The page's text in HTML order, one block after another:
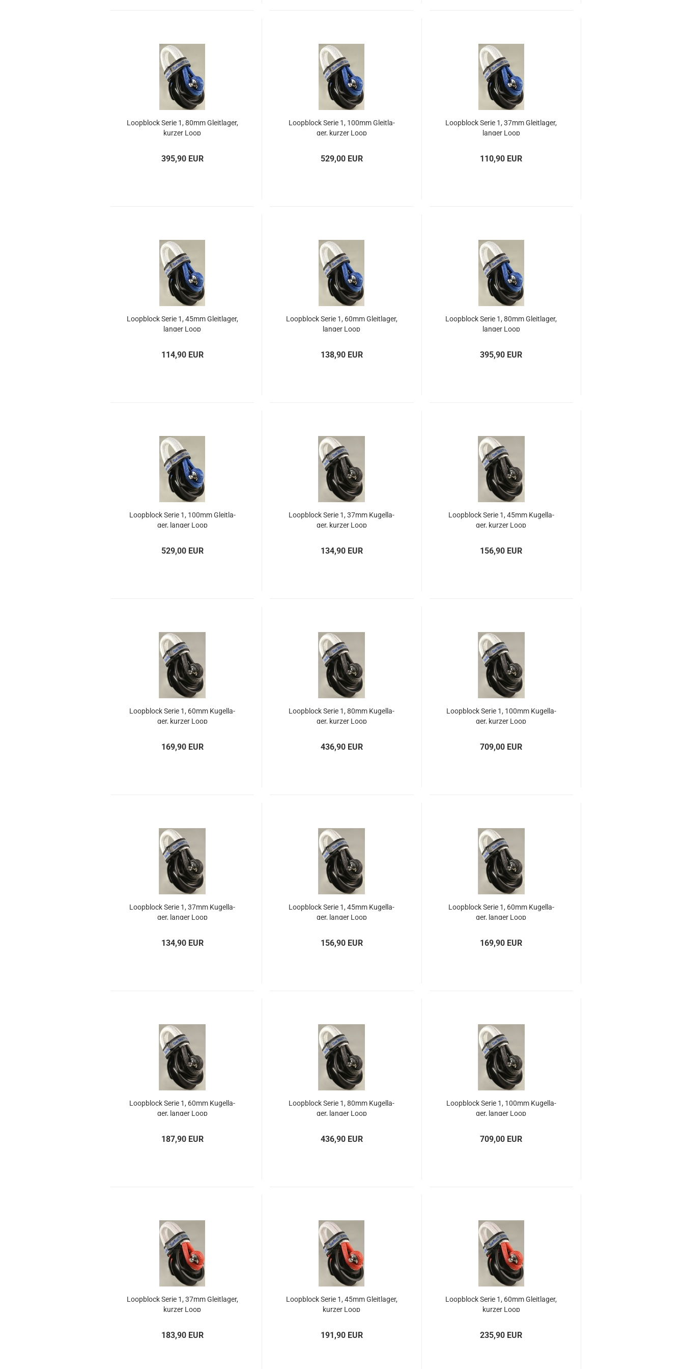
Loop­block Serie 1, 80mm Gleit­la­ger,
kur­zer Loop
395,90 EUR
Loop­block Serie 1, 100mm Gleit­la­
ger, kur­zer Loop
529,00 EUR
Loop­block Serie 1, 37mm Gleit­la­ger,
lan­ger Loop
110,90 EUR
Loop­block Serie 1, 45mm Gleit­la­ger,
lan­ger Loop
114,90 EUR
Loop­block Serie 1, 60mm Gleit­la­ger,
lan­ger Loop
138,90 EUR
Loop­block Serie 1, 80mm Gleit­la­ger,
lan­ger Loop
395,90 EUR
Loop­block Serie 1, 100mm Gleit­la­
ger, lan­ger Loop
529,00 EUR
Loop­block Serie 1, 37mm Ku­gel­la­
ger, kur­zer Loop
134,90 EUR
Loop­block Serie 1, 45mm Ku­gel­la­
ger, kur­zer Loop
156,90 EUR
Loop­block Serie 1, 60mm Ku­gel­la­
ger, kur­zer Loop
169,90 EUR
Loop­block Serie 1, 80mm Ku­gel­la­
ger, kur­zer Loop
436,90 EUR
Loop­block Serie 1, 100mm Ku­gel­la­
ger, kur­zer Loop
709,00 EUR
Loop­block Serie 1, 37mm Ku­gel­la­
ger, lan­ger Loop
134,90 EUR
Loop­block Serie 1, 45mm Ku­gel­la­
ger, lan­ger Loop
156,90 EUR
Loop­block Serie 1, 60mm Ku­gel­la­
ger, lan­ger Loop
169,90 EUR
Loop­block Serie 1, 60mm Ku­gel­la­
ger, lan­ger Loop
187,90 EUR
Loop­block Serie 1, 80mm Ku­gel­la­
ger, lan­ger Loop
436,90 EUR
Loop­block Serie 1, 100mm Ku­gel­la­
ger, lan­ger Loop
709,00 EUR
Loop­block Serie 1, 37mm Gleit­la­ger,
kur­zer Loop
183,90 EUR
Loop­block Serie 1, 45mm Gleit­la­ger,
kur­zer Loop
191,90 EUR
Loop­block Serie 1, 60mm Gleit­la­ger,
kur­zer Loop
235,90 EUR